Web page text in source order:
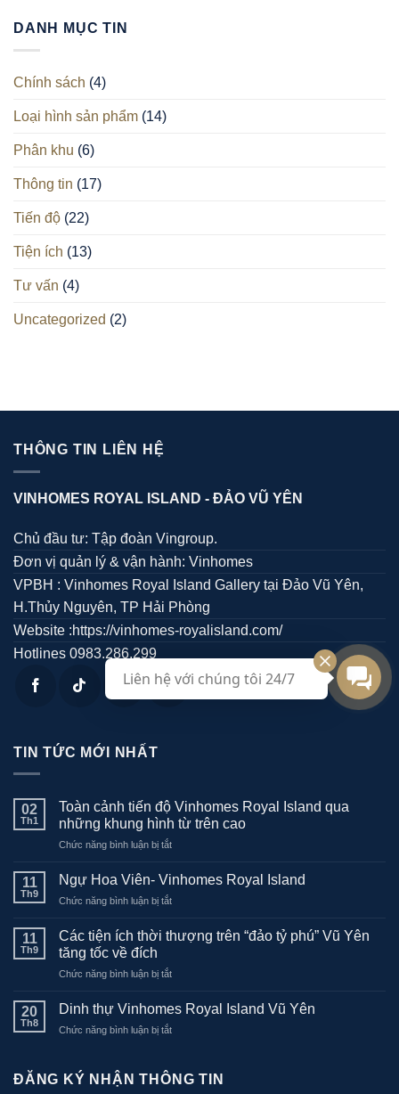
DANH MỤC TIN
Chính sách (4)
Loại hình sản phẩm (14)
Phân khu (6)
Thông tin (17)
Tiến độ (22)
Tiện ích (13)
Tư vấn (4)
Uncategorized (2)
THÔNG TIN LIÊN HỆ
VINHOMES ROYAL ISLAND - ĐẢO VŨ YÊN
Chủ đầu tư: Tập đoàn Vingroup.
Đơn vị quản lý & vận hành: Vinhomes
VPBH : Vinhomes Royal Island Gallery tại Đảo Vũ Yên,
H.Thủy Nguyên, TP Hải Phòng
Website :https://vinhomes-royalisland.com/
Hotlines 0983.286.299
TIN TỨC MỚI NHẤT
02
Th1
Toàn cảnh tiến độ Vinhomes Royal Island qua
những khung hình từ trên cao
Chức năng bình luận bị tắtở
cảnh
độ
Royal
những
hình
11
Th9
Ngự Hoa Viên- Vinhomes Royal Island
Chức năng bình luận bị tắtở
Hoa
Viên-
Royal
11
Th9
Các tiện ích thời thượng trên “đảo tỷ phú” Vũ Yên
tăng tốc về đích
Chức năng bình luận bị tắtở
thời
“đảo
20
Th8
Dinh thự Vinhomes Royal Island Vũ Yên
Chức năng bình luận bị tắtở
Vinhomes
ĐĂNG KÝ NHẬN THÔNG TIN
Liên hệ với chúng tôi 24/7